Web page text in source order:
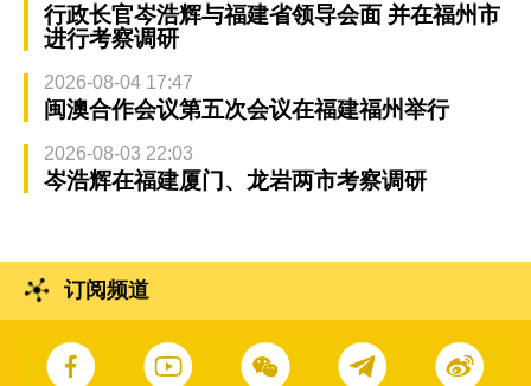
行政长官岑浩辉与福建省领导会面 并在福州市
进行考察调研
2026-08-04 17:47
闽澳合作会议第五次会议在福建福州举行
2026-08-03 22:03
岑浩辉在福建厦门、龙岩两市考察调研
订阅频道